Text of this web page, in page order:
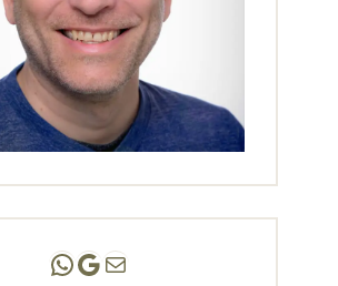
Andreas Scholz | (HPP)
Praxis Adlershof
E-Mail an mich ...